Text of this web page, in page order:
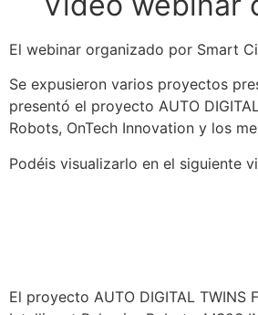
El webinar organizado por Smart
Se expusieron varios proyectos
presentó el proyecto AUTO
Robots, OnTech Innovation y los
Podéis visualizarlo en el siguiente
El proyecto AUTO DIGITAL